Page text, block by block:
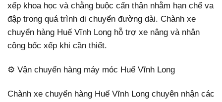
xếp khoa học và chằng buộc cẩn thận nhằm hạn chế va
đập trong quá trình di chuyển đường dài. Chành xe
chuyển hàng Huế Vĩnh Long hỗ trợ xe nâng và nhân
công bốc xếp khi cần thiết.
⚙️ Vận chuyển hàng máy móc Huế Vĩnh Long
Chành xe chuyển hàng Huế Vĩnh Long chuyên nhận các